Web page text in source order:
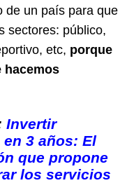
de un país para que
sectores: público,
etc, porque
hacemos
Invertir
en 3 años: El
que propone
los servicios